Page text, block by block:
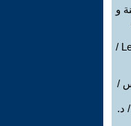
و
Letters from the East /
/
د.